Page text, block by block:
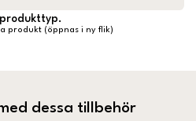
produkt (öppnas i ny flik)
dessa tillbehör